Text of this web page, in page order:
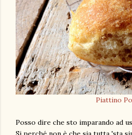
Piattino
Posso dire che sto imparando ad